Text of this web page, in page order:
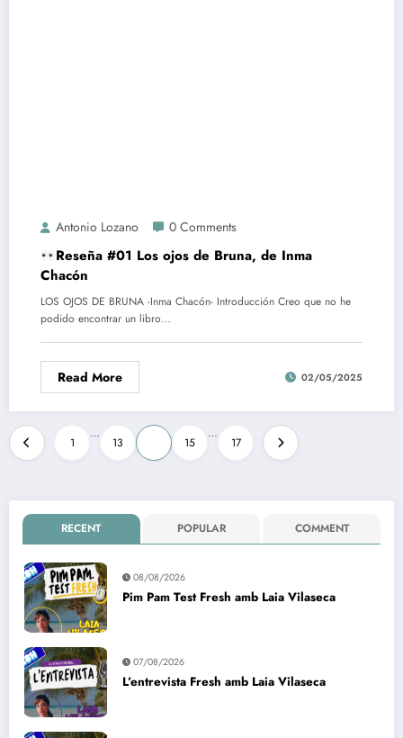
Antonio Lozano 0 Comments
Reseña #01 Los ojos de Bruna, de Inma
Chacón
LOS OJOS DE BRUNA -Inma Chacón- Introducción Creo que no he
podido encontrar un libro…
Read More 02/05/2025
Paginació
de
les
entrades
1
…
13 15
…
17
RECENT POPULAR COMMENT
08/08/2026
Pim Pam Test Fresh amb Laia Vilaseca
07/08/2026
L’entrevista Fresh amb Laia Vilaseca